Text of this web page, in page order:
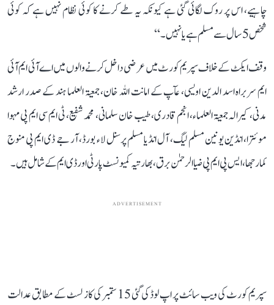
چاہیے، اس پر روک لگائی گئی ہے کیونکہ یہ طے کرنے کا کوئی نظام نہیں ہے کہ کوئی
شخص 5 سال سے مسلم ہے یا نہیں۔‘‘
وقف ایکٹ کے خلاف سپریم کورٹ میں عرضی داخل کرنے والوں میں اے آئی ایم آئی
ایم سربراہ اسد الدین اویسی، عآپ کے امانت اللہ خان، جمعیۃ العلما ہند کے صدر ارشد
مدنی، کیرالہ جمعیۃ العلماء، انجم قادری، طیب خان سلمانی، محمد شفیع، ٹی ایم سی ایم پی مہوا
موئترا، انڈین یونین مسلم لیگ، آل انڈیا مسلم پرسنل لاء بورڈ، آر جے ڈی ایم پی منوج
کمار جھا، ایس پی ایم پی ضیا الرحمٰن برق، بھارتیہ کمیونسٹ پارٹی اور ڈی ایم کے شامل ہیں۔
ADVERTISEMENT
سپریم کورٹ کی ویب سائٹ پر اپ لوڈ کی گئی 15 ستمبر کی کاز لسٹ کے مطابق عدالت